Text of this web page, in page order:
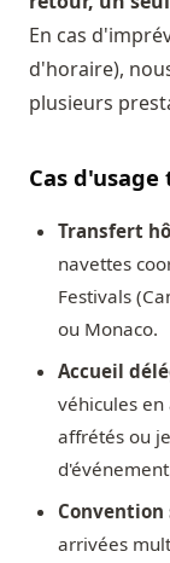
En cas
d'horaire),
plusieurs
Cas
Transfert
navettes
Festivals
ou Monaco.
Accueil
véhicules
affrétés ou
Convention
arrivées